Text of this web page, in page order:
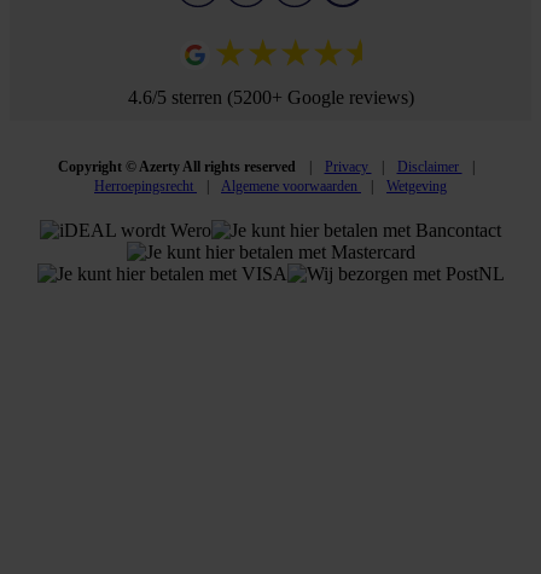
4.6/5 sterren (5200+ Google reviews)
Copyright © Azerty All rights reserved Privacy
Disclaimer
Herroepingsrecht
Algemene voorwaarden Wetgeving